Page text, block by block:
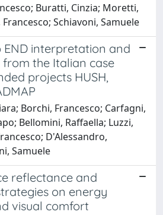
Buratti, Cinzia; Moretti,
Schiavoni, Samuele
interpretation and
the Italian case
projects HUSH,
Borchi, Francesco; Carfagni,
Bellomini, Raffaella; Luzzi,
D'Alessandro,
Samuele
reflectance and
on energy
visual comfort